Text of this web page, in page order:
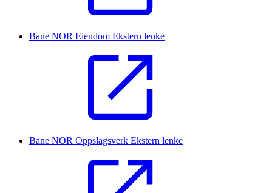
Bane NOR Eiendom Ekstern lenke
Bane NOR Oppslagsverk Ekstern lenke